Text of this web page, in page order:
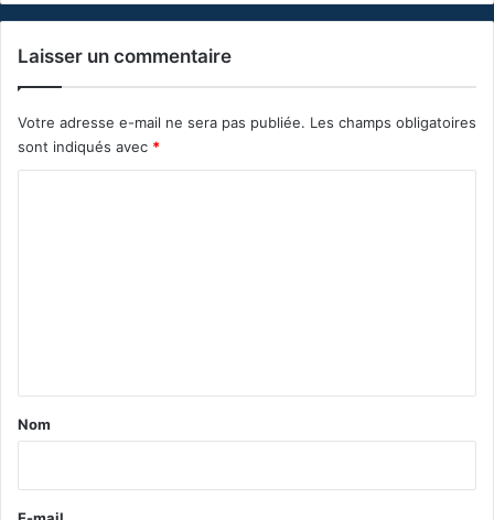
Laisser un commentaire
Votre adresse e-mail ne sera pas publiée. Les champs obligatoires
sont indiqués avec *
a
e
Nom